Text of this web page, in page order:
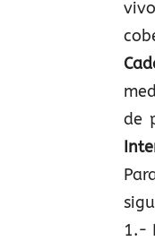
de
1.-